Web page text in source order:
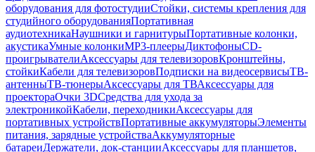
оборудования для фотостудииСтойки, системы крепления для
студийного оборудованияПортативная
аудиотехникаНаушники и гарнитурыПортативные колонки,
акустикаУмные колонкиMP3-плеерыДиктофоныCD-
проигрывателиАксессуары для телевизоровКронштейны,
стойкиКабели для телевизоровПодписки на видеосервисыТВ-
антенныТВ-тюнерыАксессуары для ТВАксессуары для
проектораОчки 3DСредства для ухода за
электроникойКабели, переходникиАксессуары для
портативных устройствПортативные аккумуляторыЭлементы
питания, зарядные устройстваАккумуляторные
батареиДержатели, док-станцииАксессуары для планшетов,